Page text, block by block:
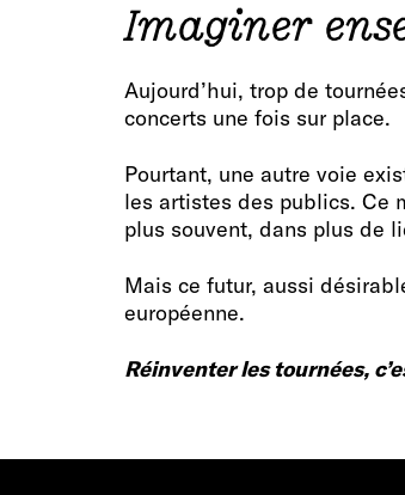
Imaginer
Aujourd’hui, trop de
concerts une fois sur place.
Pourtant, une autre voie
les artistes des publics. Ce
plus souvent, dans plus de
Mais ce futur, aussi
européenne.
Réinventer les tournées,